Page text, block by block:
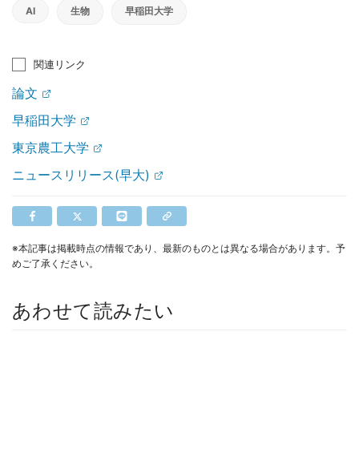
AI 生物 早稲田大学
関連リンク
論文
早稲田大学
東京農工大学
ニュースリリース(早大)
※本記事は掲載時点の情報であり、最新のものとは異なる場合があります。予
めご了承ください。
あわせて読みたい